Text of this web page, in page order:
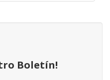
Boletín!